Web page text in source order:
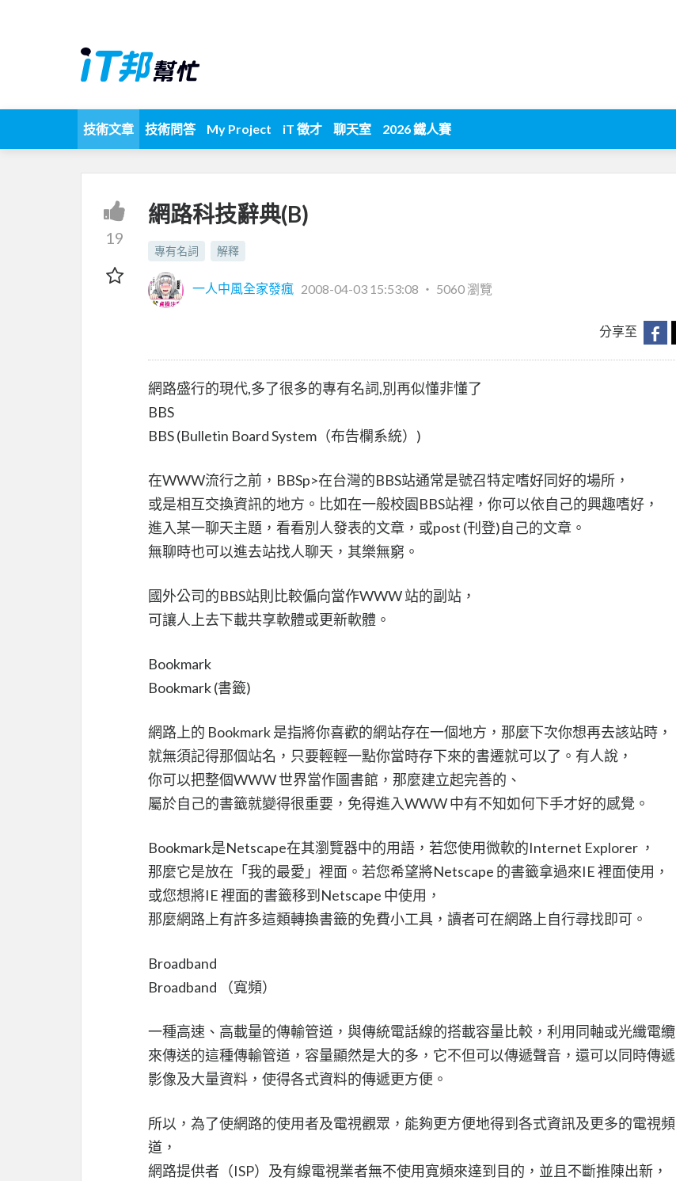
技術文章 技術問答 My Project iT 徵才 聊天室 2026 鐵人賽
19
網路科技辭典(B)
專有名詞 解釋
一人中風全家發瘋 2008-04-03 15:53:08 ‧ 5060 瀏覽
分享至
網路盛行的現代,多了很多的專有名詞,別再似懂非懂了
BBS
BBS (Bulletin Board System（布告欄系統）)
在WWW流行之前，BBSp>在台灣的BBS站通常是號召特定嗜好同好的場所，
或是相互交換資訊的地方。比如在一般校園BBS站裡，你可以依自己的興趣嗜好，
進入某一聊天主題，看看別人發表的文章，或post (刊登)自己的文章。
無聊時也可以進去站找人聊天，其樂無窮。
國外公司的BBS站則比較偏向當作WWW 站的副站，
可讓人上去下載共享軟體或更新軟體。
Bookmark
Bookmark (書籤)
網路上的 Bookmark 是指將你喜歡的網站存在一個地方，那麼下次你想再去該站時，
就無須記得那個站名，只要輕輕一點你當時存下來的書遷就可以了。有人說，
你可以把整個WWW 世界當作圖書館，那麼建立起完善的、
屬於自己的書籤就變得很重要，免得進入WWW 中有不知如何下手才好的感覺。
Bookmark是Netscape在其瀏覽器中的用語，若您使用微軟的Internet Explorer ，
那麼它是放在「我的最愛」裡面。若您希望將Netscape 的書籤拿過來IE 裡面使用，
或您想將IE 裡面的書籤移到Netscape 中使用，
那麼網路上有許多這類轉換書籤的免費小工具，讀者可在網路上自行尋找即可。
Broadband
Broadband （寬頻）
一種高速、高載量的傳輸管道，與傳統電話線的搭載容量比較，利用同軸或光纖電纜
來傳送的這種傳輸管道，容量顯然是大的多，它不但可以傳遞聲音，還可以同時傳遞
影像及大量資料，使得各式資料的傳遞更方便。
所以，為了使網路的使用者及電視觀眾，能夠更方便地得到各式資訊及更多的電視頻
道，
網路提供者（ISP）及有線電視業者無不使用寬頻來達到目的，並且不斷推陳出新，